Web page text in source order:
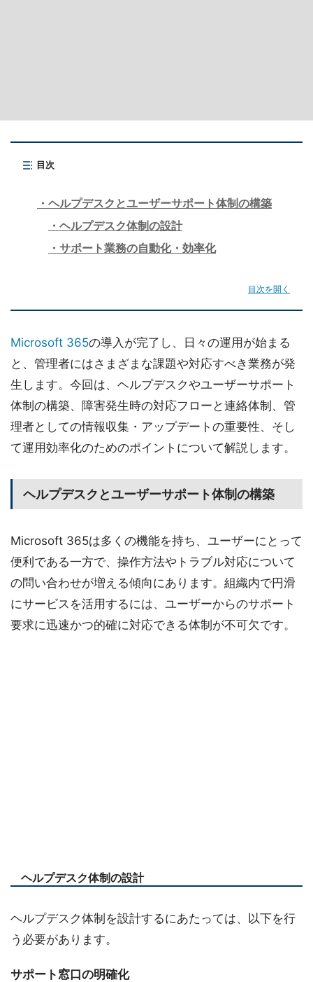
目次
ヘルプデスクとユーザーサポート体制の構築
ヘルプデスク体制の設計
サポート業務の自動化・効率化
目次を開く
Microsoft 365の導入が完了し、日々の運用が始まる
と、管理者にはさまざまな課題や対応すべき業務が発
生します。今回は、ヘルプデスクやユーザーサポート
体制の構築、障害発生時の対応フローと連絡体制、管
理者としての情報収集・アップデートの重要性、そし
て運用効率化のためのポイントについて解説します。
ヘルプデスクとユーザーサポート体制の構築
Microsoft 365は多くの機能を持ち、ユーザーにとって
便利である一方で、操作方法やトラブル対応について
の問い合わせが増える傾向にあります。組織内で円滑
にサービスを活用するには、ユーザーからのサポート
要求に迅速かつ的確に対応できる体制が不可欠です。
ヘルプデスク体制の設計
ヘルプデスク体制を設計するにあたっては、以下を行
う必要があります。
サポート窓口の明確化